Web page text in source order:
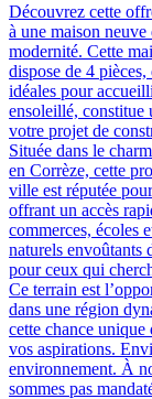
Découvrez cette
à une maison
modernité. Cette
dispose de 4
idéales pour
ensoleillé, constitue
votre projet de
Située dans le
en Corrèze, cette
ville est réputée
offrant un accès
commerces, écoles
naturels envoûtants
pour ceux qui
Ce terrain est
dans une région
cette chance unique
vos aspirations.
environnement. À
sommes pas